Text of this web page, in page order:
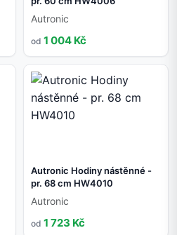
Autronic
od 1 004 Kč
Autronic Hodiny nástěnné -
pr. 68 cm HW4010
Autronic
od 1 723 Kč